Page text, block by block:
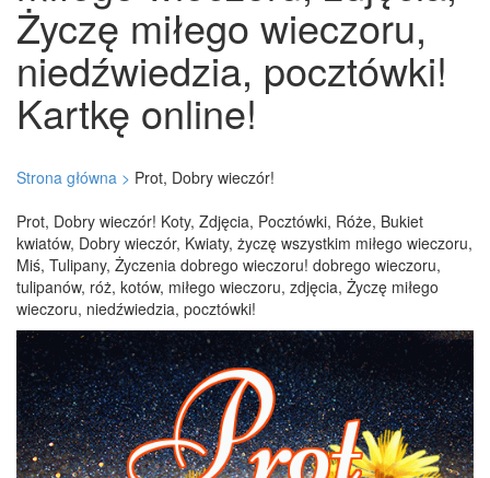
Życzę miłego wieczoru,
niedźwiedzia, pocztówki!
Kartkę online!
Strona główna > Prot, Dobry wieczór!
Prot, Dobry wieczór! Koty, Zdjęcia, Pocztówki, Róże, Bukiet
kwiatów, Dobry wieczór, Kwiaty, życzę wszystkim miłego wieczoru,
Miś, Tulipany, Życzenia dobrego wieczoru! dobrego wieczoru,
tulipanów, róż, kotów, miłego wieczoru, zdjęcia, Życzę miłego
wieczoru, niedźwiedzia, pocztówki!